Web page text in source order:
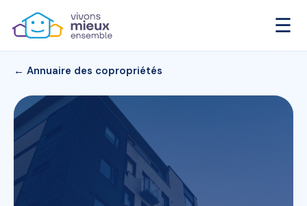
☰
← Annuaire des copropriétés